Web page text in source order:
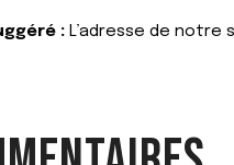
: L’adresse de